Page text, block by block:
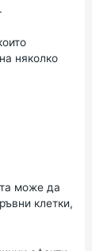
няколко
може да
клетки,